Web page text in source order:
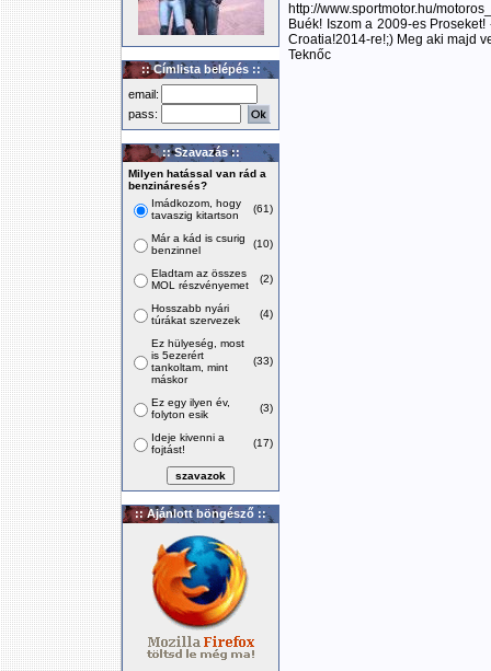
:: Címlista belépés ::
email:
pass:
:: Szavazás ::
Milyen hatással van rád a
benzináresés?
Imádkozom, hogy
tavaszig kitartson
(61)
Már a kád is csurig
benzinnel
(10)
Eladtam az összes
MOL részvényemet
(2)
Hosszabb nyári
túrákat szervezek
(4)
Ez hülyeség, most
is 5ezerért
tankoltam, mint
máskor
(33)
Ez egy ilyen év,
folyton esik
(3)
Ideje kivenni a
fojtást!
(17)
:: Ajánlott böngésző ::
http://www.sportmotor.hu/
Buék! Iszom a 2009-es
Croatia!2014-re!;) Meg aki majd
Teknőc